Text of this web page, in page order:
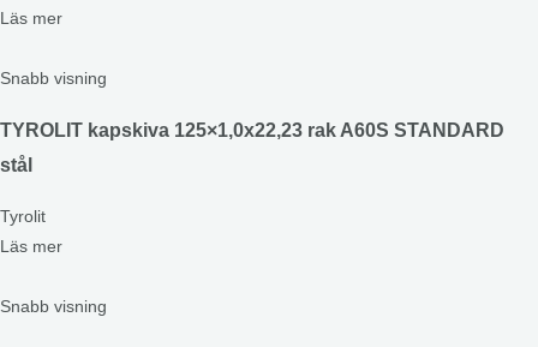
Läs mer
Snabb visning
TYROLIT kapskiva 125×1,0x22,23 rak A60S STANDARD
stål
Tyrolit
Läs mer
Snabb visning